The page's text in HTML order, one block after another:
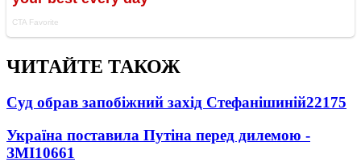
ЧИТАЙТЕ ТАКОЖ
Суд обрав запобіжний захід Стефанішиній22175
Україна поставила Путіна перед дилемою -
ЗМІ10661